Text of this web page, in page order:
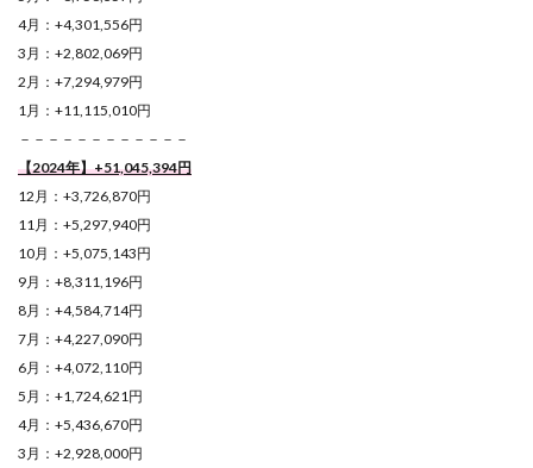
4月：+4,301,556円
3月：+2,802,069円
2月：+7,294,979円
1月：+11,115,010円
－－－－－－－－－－－－
【2024年】+51,045,394円
12月：+3,726,870円
11月：+5,297,940円
10月：+5,075,143円
9月：+8,311,196円
8月：+4,584,714円
7月：+4,227,090円
6月：+4,072,110円
5月：+1,724,621円
4月：+5,436,670円
3月：+2,928,000円